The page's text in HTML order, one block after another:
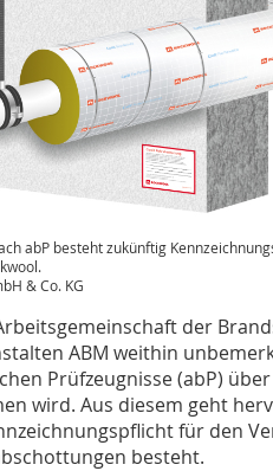
abP besteht zukünftig
& Co. KG
der
ABM weithin
Prüfzeugnisse (abP)
wird. Aus diesem geht
für den
besteht.